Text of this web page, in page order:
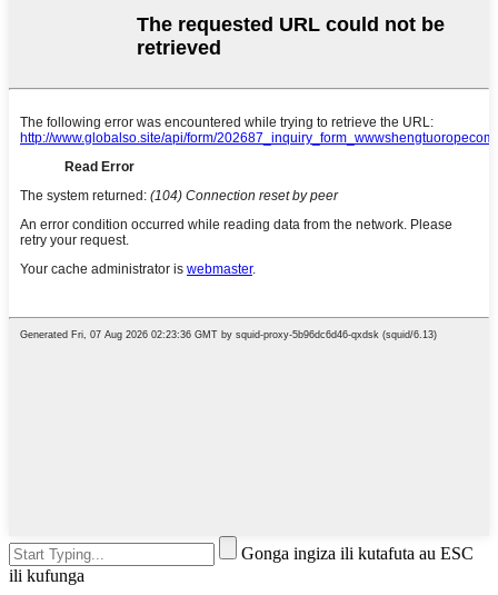
Gonga ingiza ili kutafuta au ESC
ili kufunga